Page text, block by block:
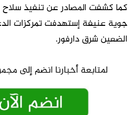
كما كشفت المصادر عن تنفيذ سلاح
جوية عنيفة إستهدفت تمركزات
الضعين شرق دارفور.